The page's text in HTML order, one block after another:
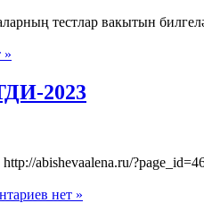
тестлар вакытын
»
2023
abishevaalena.ru/
нет »